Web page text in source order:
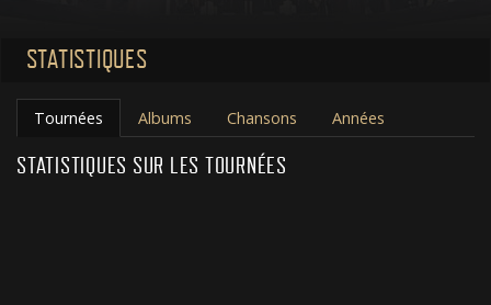
STATISTIQUES
Tournées Albums Chansons Années
STATISTIQUES SUR LES TOURNÉES